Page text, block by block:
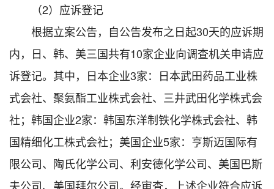
（2）应诉登记
根据立案公告，自公告发布之日起30天的应诉期
内，日、韩、美三国共有10家企业向调查机关申请应
诉登记。其中，日本企业3家：日本武田药品工业株
式会社、聚氨酯工业株式会社、三井武田化学株式会
社；韩国企业2家：韩国东洋制铁化学株式会社、韩
国精细化工株式会社；美国企业5家：亨斯迈国际有
限公司、陶氏化学公司、利安德化学公司、美国巴斯
夫公司、美国拜尔公司。经审查，上述企业符合应诉